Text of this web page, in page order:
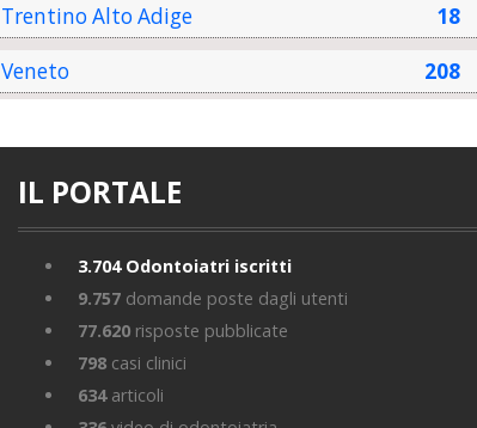
Trentino Alto Adige 18
Veneto 208
IL PORTALE
3.704Odontoiatri iscritti
9.757 domande poste dagli utenti
77.620 risposte pubblicate
798 casi clinici
634articoli